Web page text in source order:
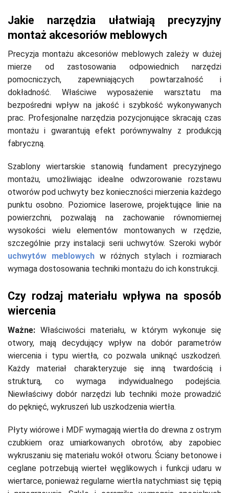
Jakie narzędzia ułatwiają precyzyjny
montaż akcesoriów meblowych
Precyzja montażu akcesoriów meblowych zależy w dużej
mierze od zastosowania odpowiednich narzędzi
pomocniczych, zapewniających powtarzalność i
dokładność. Właściwe wyposażenie warsztatu ma
bezpośredni wpływ na jakość i szybkość wykonywanych
prac. Profesjonalne narzędzia pozycjonujące skracają czas
montażu i gwarantują efekt porównywalny z produkcją
fabryczną.
Szablony wiertarskie stanowią fundament precyzyjnego
montażu, umożliwiając idealne odwzorowanie rozstawu
otworów pod uchwyty bez konieczności mierzenia każdego
punktu osobno. Poziomice laserowe, projektujące linie na
powierzchni, pozwalają na zachowanie równomiernej
wysokości wielu elementów montowanych w rzędzie,
szczególnie przy instalacji serii uchwytów. Szeroki wybór
uchwytów meblowych w różnych stylach i rozmiarach
wymaga dostosowania techniki montażu do ich konstrukcji.
Czy rodzaj materiału wpływa na sposób
wiercenia
Ważne: Właściwości materiału, w którym wykonuje się
otwory, mają decydujący wpływ na dobór parametrów
wiercenia i typu wiertła, co pozwala uniknąć uszkodzeń.
Każdy materiał charakteryzuje się inną twardością i
strukturą, co wymaga indywidualnego podejścia.
Niewłaściwy dobór narzędzi lub techniki może prowadzić
do pęknięć, wykruszeń lub uszkodzenia wiertła.
Płyty wiórowe i MDF wymagają wiertła do drewna z ostrym
czubkiem oraz umiarkowanych obrotów, aby zapobiec
wykruszaniu się materiału wokół otworu. Ściany betonowe i
ceglane potrzebują wierteł węglikowych i funkcji udaru w
wiertarce, ponieważ regularne wiertła natychmiast się tępią